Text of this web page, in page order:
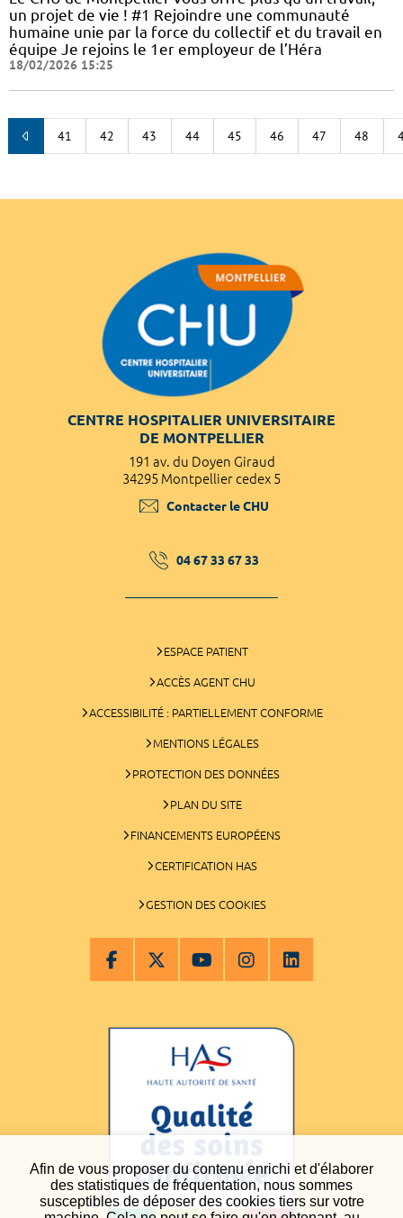
Afin de vous proposer du contenu enrichi et d'élaborer
des statistiques de fréquentation, nous sommes
susceptibles de déposer des cookies tiers sur votre
un projet de vie ! #1 Rejoindre une communauté
humaine unie par la force du collectif et du travail en
équipe Je rejoins le 1er employeur de l’Héra
18/02/2026 15:25
41 42 43 44 45 46 47 48
CENTRE HOSPITALIER UNIVERSITAIRE
DE MONTPELLIER
191 av. du Doyen Giraud
34295 Montpellier cedex 5
Contacter le CHU
04 67 33 67 33
ESPACE PATIENT
ACCÈS AGENT CHU
ACCESSIBILITÉ : PARTIELLEMENT CONFORME
MENTIONS LÉGALES
PROTECTION DES DONNÉES
PLAN DU SITE
FINANCEMENTS EUROPÉENS
CERTIFICATION HAS
GESTION DES COOKIES